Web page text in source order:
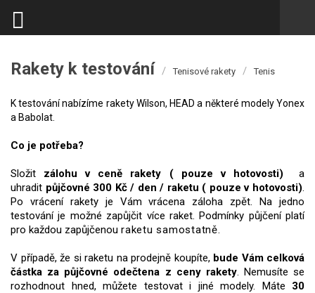
Rakety k testování / Tenisové rakety / Tenis
K testování nabízíme rakety Wilson, HEAD a některé modely Yonex
a Babolat.
Co je potřeba?
Složit zálohu v ceně rakety ( pouze v hotovosti)
a
uhradit půjčovné 300 Kč / den / raketu ( pouze v hotovosti).
Po vrácení rakety je Vám vrácena záloha zpět. Na jedno
testování je možné zapůjčit více raket. Podmínky půjčení platí
pro každou zapůjčenou raketu samostatně.
V případě, že si raketu na prodejně koupíte, bude Vám celková
částka za půjčovné odečtena z ceny rakety. Nemusíte se
rozhodnout hned, můžete testovat i jiné modely. Máte 30